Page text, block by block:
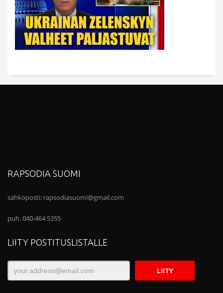
RAPSODIA SUOMI
sähköposti: rapsodiasuomi@gmail.com
puh. 040-464 5355
LIITY POSTITUSLISTALLE